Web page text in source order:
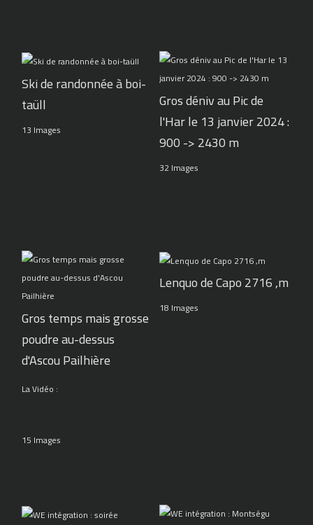
Ski de randonnée à boi-
taüll
13 Images
Gros déniv au Pic de
l'Har le 13 janvier 2024 :
900 -> 2430 m
32 Images
Gros temps mais grosse
poudre au-dessus
d'Ascou Pailhière
La Vidéo :
15 Images
Lenquo de Capo 2716 ,m
18 Images